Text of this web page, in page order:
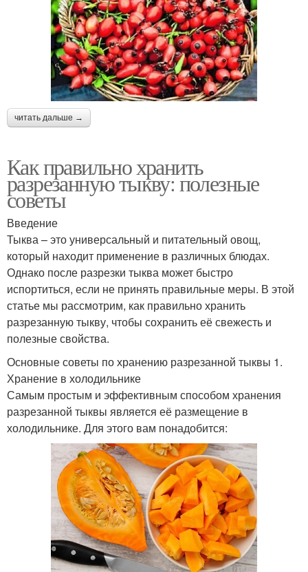
читать дальше →
Как правильно хранить
разрезанную тыкву: полезные
советы
Введение
Тыква – это универсальный и питательный овощ,
который находит применение в различных блюдах.
Однако после разрезки тыква может быстро
испортиться, если не принять правильные меры. В этой
статье мы рассмотрим, как правильно хранить
разрезанную тыкву, чтобы сохранить её свежесть и
полезные свойства.
Основные советы по хранению разрезанной тыквы 1.
Хранение в холодильнике
Самым простым и эффективным способом хранения
разрезанной тыквы является её размещение в
холодильнике. Для этого вам понадобится: